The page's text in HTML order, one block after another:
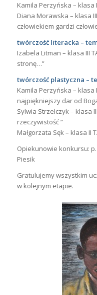
Kamila Perzyńska – klasa
Diana Morawska – klasa
człowiekiem gardzi
twórczość literacka –
Izabela Litman – klasa III
stronę…”
twórczość plastyczna –
Kamila Perzyńska – klasa
najpiękniejszy dar od
Sylwia Strzelczyk – klasa
rzeczywistość ”
Małgorzata Sęk – klasa II
Opiekunowie konkursu:
Piesik
Gratulujemy wszystkim
w kolejnym etapie.